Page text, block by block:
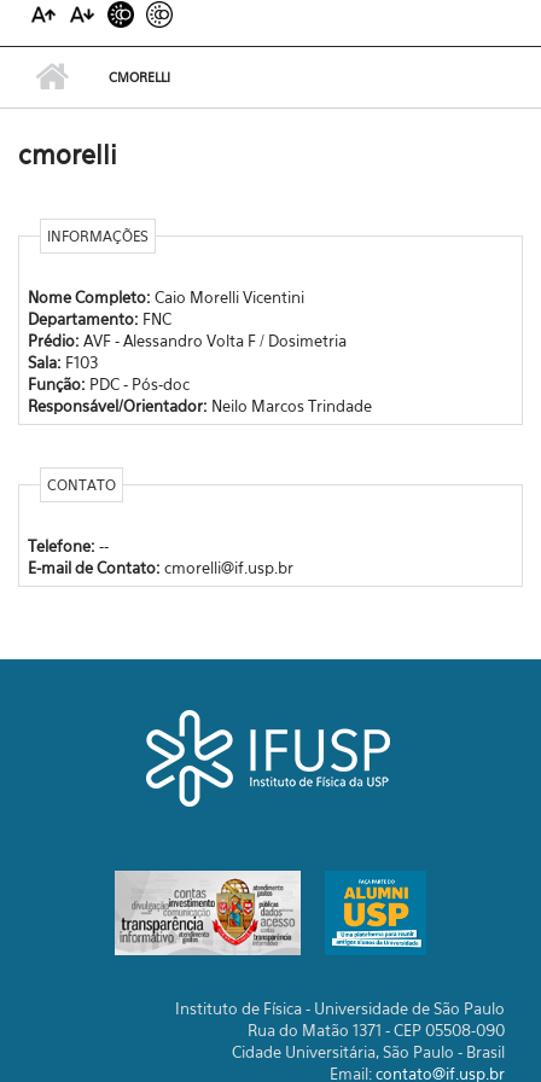
CMORELLI
cmorelli
INFORMAÇÕES
Nome Completo: Caio Morelli Vicentini
Departamento: FNC
Prédio: AVF - Alessandro Volta F / Dosimetria
Sala: F103
Função: PDC - Pós-doc
Responsável/Orientador: Neilo Marcos Trindade
CONTATO
Telefone: --
E-mail de Contato: cmorelli@if.usp.br
Instituto de Física - Universidade de São Paulo
Rua do Matão 1371 - CEP 05508-090
Cidade Universitária, São Paulo - Brasil
Email:contato@if.usp.br